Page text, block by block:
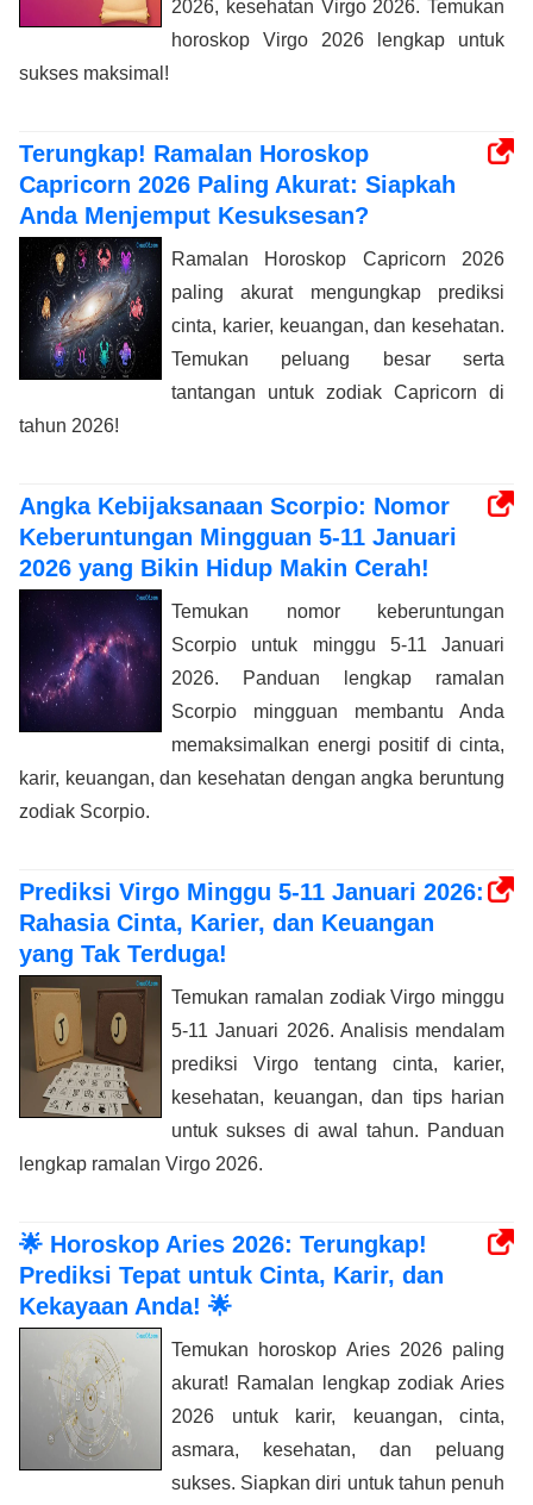
2026, kesehatan Virgo 2026. Temukan
horoskop Virgo 2026 lengkap untuk
sukses maksimal!
Terungkap! Ramalan Horoskop
Capricorn 2026 Paling Akurat: Siapkah
Anda Menjemput Kesuksesan?
Ramalan Horoskop Capricorn 2026
paling akurat mengungkap prediksi
cinta, karier, keuangan, dan kesehatan.
Temukan peluang besar serta
tantangan untuk zodiak Capricorn di
tahun 2026!
Angka Kebijaksanaan Scorpio: Nomor
Keberuntungan Mingguan 5-11 Januari
2026 yang Bikin Hidup Makin Cerah!
Temukan nomor keberuntungan
Scorpio untuk minggu 5-11 Januari
2026. Panduan lengkap ramalan
Scorpio mingguan membantu Anda
memaksimalkan energi positif di cinta,
karir, keuangan, dan kesehatan dengan angka beruntung
zodiak Scorpio.
Prediksi Virgo Minggu 5-11 Januari 2026:
Rahasia Cinta, Karier, dan Keuangan
yang Tak Terduga!
Temukan ramalan zodiak Virgo minggu
5-11 Januari 2026. Analisis mendalam
prediksi Virgo tentang cinta, karier,
kesehatan, keuangan, dan tips harian
untuk sukses di awal tahun. Panduan
lengkap ramalan Virgo 2026.
🌟 Horoskop Aries 2026: Terungkap!
Prediksi Tepat untuk Cinta, Karir, dan
Kekayaan Anda! 🌟
Temukan horoskop Aries 2026 paling
akurat! Ramalan lengkap zodiak Aries
2026 untuk karir, keuangan, cinta,
asmara, kesehatan, dan peluang
sukses. Siapkan diri untuk tahun penuh